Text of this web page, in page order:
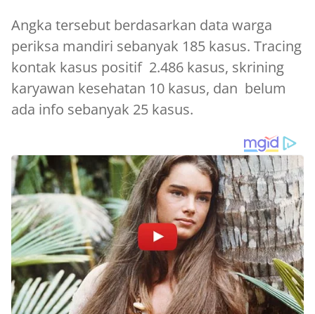
Angka tersebut berdasarkan data warga
periksa mandiri sebanyak 185 kasus. Tracing
kontak kasus positif 2.486 kasus, skrining
karyawan kesehatan 10 kasus, dan belum
ada info sebanyak 25 kasus.